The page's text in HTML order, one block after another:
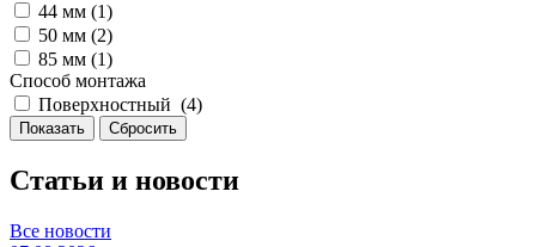
44 мм (1)
50 мм (2)
85 мм (1)
Способ монтажа
Поверхностный (4)
Статьи и новости
Все новости